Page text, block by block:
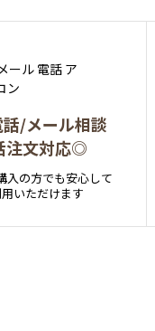
/メール相談
注文対応◎
入の方でも安心して
いただけます